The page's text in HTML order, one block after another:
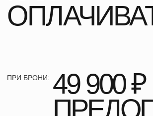
Отправить заявку
БЛИЖАЙШИЕ
ПУТЕШЕСТВИЯ